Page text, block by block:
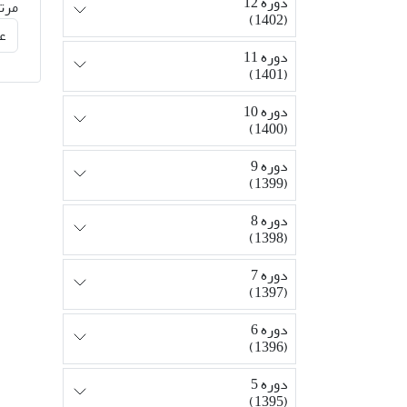
(1402)
دوره 11
(1401)
دوره 10
(1400)
دوره 9
(1399)
دوره 8
(1398)
دوره 7
(1397)
دوره 6
(1396)
دوره 5